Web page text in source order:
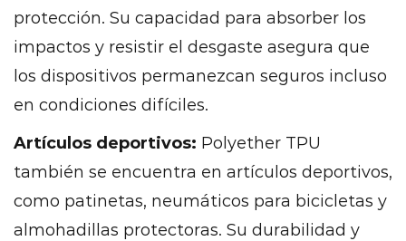
protección. Su capacidad para absorber los
impactos y resistir el desgaste asegura que
los dispositivos permanezcan seguros incluso
en condiciones difíciles.
Artículos deportivos: Polyether TPU
también se encuentra en artículos deportivos,
como patinetas, neumáticos para bicicletas y
almohadillas protectoras. Su durabilidad y